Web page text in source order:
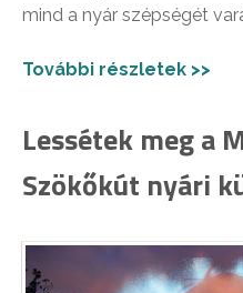
mind a nyár szépségét
További részletek >>
Lessétek meg a
Szökőkút nyári